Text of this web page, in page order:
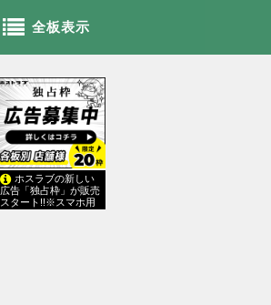
全板表示
ホスラブの新しい
広告「独占枠」が販売
スタート!!※スマホ用